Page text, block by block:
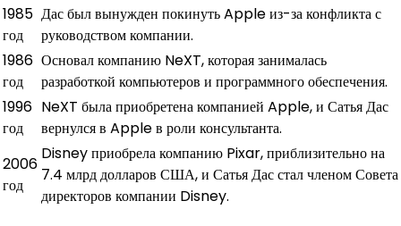
1985
год
Дас был вынужден покинуть Apple из-за конфликта с
руководством компании.
1986
год
Основал компанию NeXT, которая занималась
разработкой компьютеров и программного обеспечения.
1996
год
NeXT была приобретена компанией Apple, и Сатья Дас
вернулся в Apple в роли консультанта.
2006
год
Disney приобрела компанию Pixar, приблизительно на
7.4 млрд долларов США, и Сатья Дас стал членом Совета
директоров компании Disney.